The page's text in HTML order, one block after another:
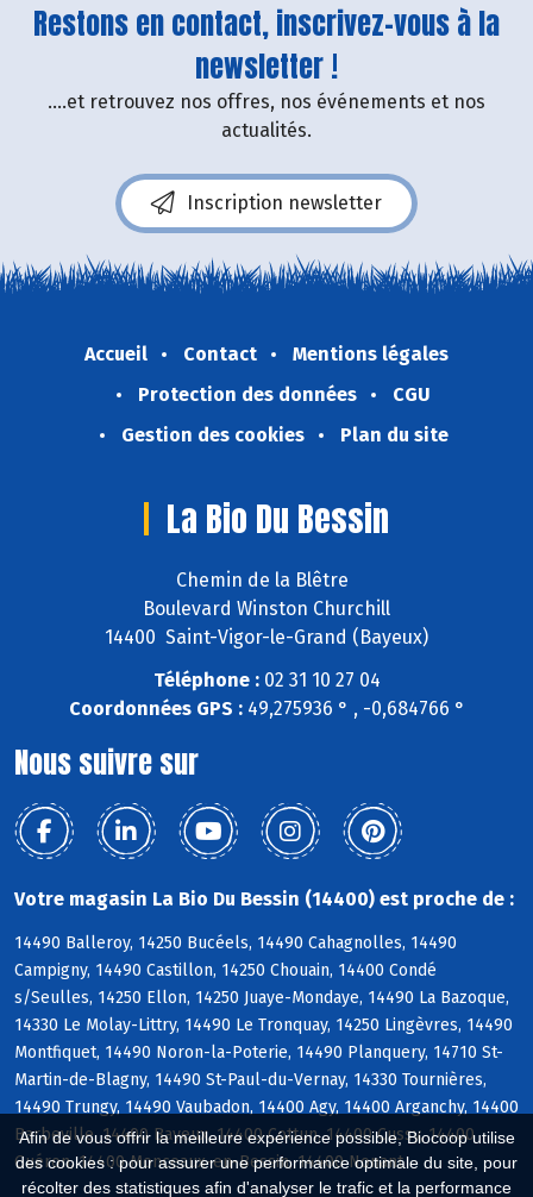
Afin de vous offrir la meilleure expérience possible, Biocoop utilise
des cookies : pour assurer une performance optimale du site, pour
récolter des statistiques afin d'analyser le trafic et la performance
Restons en contact, inscrivez-vous à la
newsletter !
....et retrouvez nos offres, nos événements et nos
actualités.
Inscription newsletter
Accueil Contact
Mentions légales
Protection des données
CGU
Gestion des cookies
Plan du site
La Bio Du Bessin
Chemin de la Blêtre
Boulevard Winston Churchill
14400 Saint-Vigor-le-Grand (Bayeux)
Téléphone :02 31 10 27 04
Coordonnées GPS :49,275936 ° , -0,684766 °
Nous suivre sur
Votre magasin La Bio Du Bessin (14400) est proche de :
14490 Balleroy, 14250 Bucéels, 14490 Cahagnolles, 14490
Campigny, 14490 Castillon, 14250 Chouain, 14400 Condé
s/Seulles, 14250 Ellon, 14250 Juaye-Mondaye, 14490 La Bazoque,
14330 Le Molay-Littry, 14490 Le Tronquay, 14250 Lingèvres, 14490
Montfiquet, 14490 Noron-la-Poterie, 14490 Planquery, 14710 St-
Martin-de-Blagny, 14490 St-Paul-du-Vernay, 14330 Tournières,
14490 Trungy, 14490 Vaubadon, 14400 Agy, 14400 Arganchy, 14400
Barbeville, 14400 Bayeux, 14400 Cottun, 14400 Cussy, 14400
Guéron, 14400 Monceaux-en-Bessin, 14400 Nonant